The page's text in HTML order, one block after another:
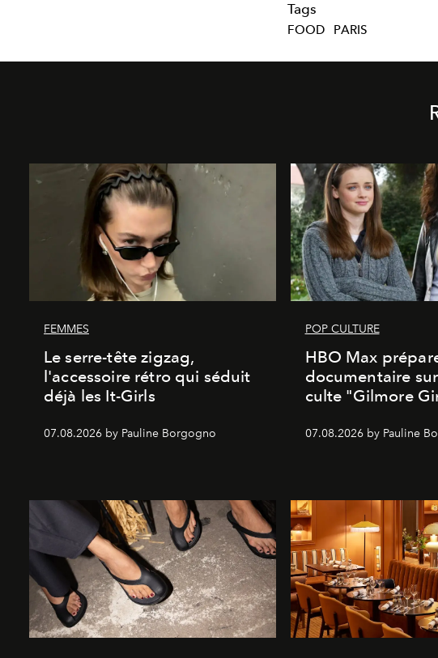
Tags
FOOD PARIS
FEMMES
Le serre-tête zigzag,
l'accessoire rétro qui séduit
déjà les It-Girls
07.08.2026 by Pauline Borgogno
POP CULTURE
HBO Max
documentaire
culte "Gilmore
07.08.2026 by Pauline